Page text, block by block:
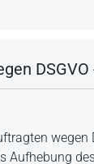
DSGVO
wegen
Aufhebung